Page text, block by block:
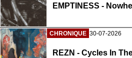
EMPTINESS -
CHRONIQUE 30-07-2026
REZN - Cycles In